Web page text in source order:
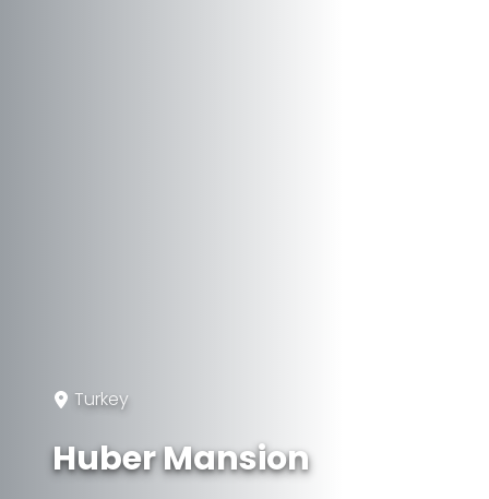
Turkey
Huber Mansion